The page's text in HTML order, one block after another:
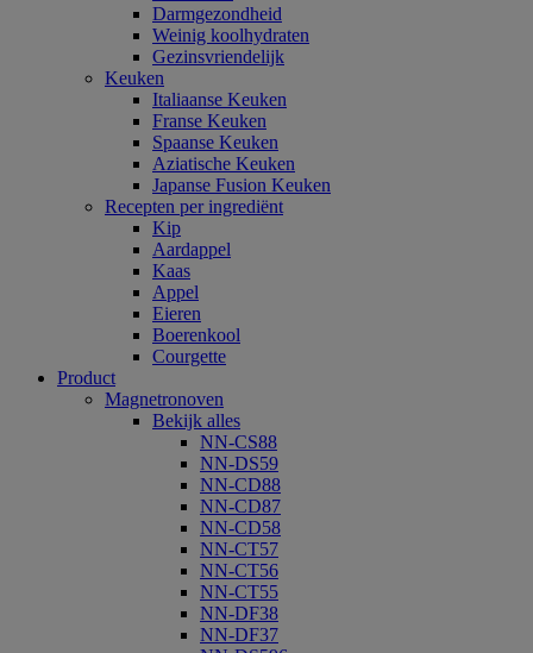
Darmgezondheid
Weinig koolhydraten
Gezinsvriendelijk
Keuken
Italiaanse Keuken
Franse Keuken
Spaanse Keuken
Aziatische Keuken
Japanse Fusion Keuken
Recepten per ingrediënt
Kip
Aardappel
Kaas
Appel
Eieren
Boerenkool
Courgette
Product
Magnetronoven
Bekijk alles
NN-CS88
NN-DS59
NN-CD88
NN-CD87
NN-CD58
NN-CT57
NN-CT56
NN-CT55
NN-DF38
NN-DF37